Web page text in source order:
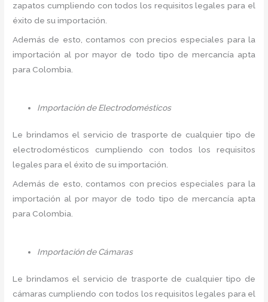
zapatos cumpliendo con todos los requisitos legales para el
éxito de su importación.
Además de esto, contamos con precios especiales para la
importación al por mayor de todo tipo de mercancía apta
para Colombia.
Importación de Electrodomésticos
Le brindamos el servicio de trasporte de cualquier tipo de
electrodomésticos cumpliendo con todos los requisitos
legales para el éxito de su importación.
Además de esto, contamos con precios especiales para la
importación al por mayor de todo tipo de mercancía apta
para Colombia.
Importación de Cámaras
Le brindamos el servicio de trasporte de cualquier tipo de
cámaras cumpliendo con todos los requisitos legales para el